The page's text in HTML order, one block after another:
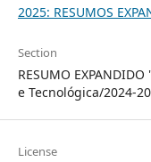
2025: RESUMOS
Section
RESUMO
e Tecnológica/2024-
License